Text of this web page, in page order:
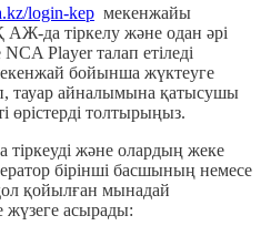
login-kep мекенжайы
да тіркелу және одан әрі
Player талап етіледі
бойынша жүктеуге
тауар айналымына қатысушы
өрістерді толтырыңыз.
және олардың жеке
бірінші басшының немесе
қойылған мынадай
жүзеге асырады: